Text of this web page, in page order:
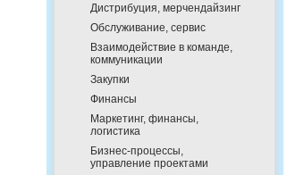
Дистрибуция, мерчендайзинг
Обслуживание, сервис
Взаимодействие в команде,
коммуникации
Закупки
Финансы
Маркетинг, финансы,
логистика
Бизнес-процессы,
управление проектами